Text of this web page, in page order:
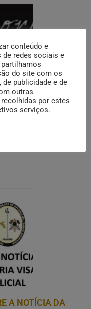
a 3ª reunião
A NOTÍCIA DA
conteúdo e
de redes sociais e
do site com os
publicidade e de
outras
por estes
serviços.